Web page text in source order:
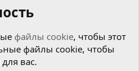
файлы cookie, чтобы этот
файлы cookie, чтобы
вас.